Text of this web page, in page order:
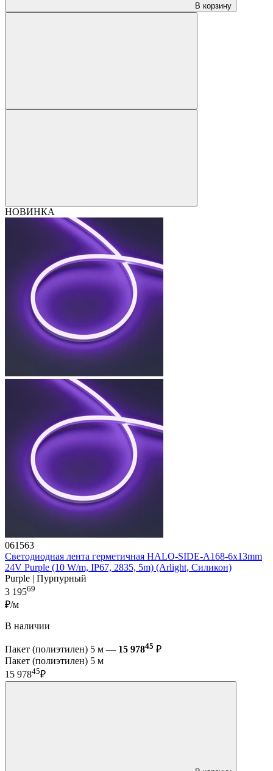
В корзину
НОВИНКА
061563
Светодиодная лента герметичная HALO-SIDE-A168-6x13mm
24V Purple (10 W/m, IP67, 2835, 5m) (Arlight, Силикон)
Purple | Пурпурный
3 19569
₽/м
В наличии
Пакет (полиэтилен) 5 м — 15 97845 ₽
Пакет (полиэтилен) 5 м
15 97845₽